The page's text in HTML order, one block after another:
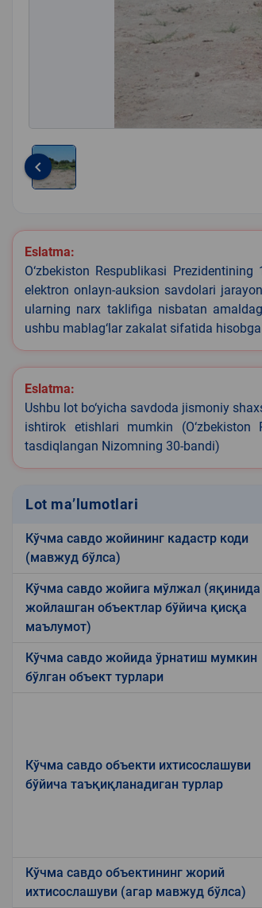
of
1
keyboard_arrow_left
Eslatma:
O‘zbekiston Respublikasi
elektron onlayn-auksion savdolari
ularning narx taklifiga nisbatan
ushbu mablag‘lar zakalat sifatida
Eslatma:
Ushbu lot bo‘yicha savdoda jismoniy
ishtirok etishlari mumkin
tasdiqlangan Nizomning 30-bandi)
Lot ma’lumotlari
Кўчма савдо жойининг кадастр коди
(мавжуд бўлса)
Кўчма савдо жойига мўлжал (яқинида
жойлашган объектлар бўйича қисқа
маълумот)
Кўчма савдо жойида ўрнатиш мумкин
бўлган объект турлари
Кўчма савдо объекти ихтисослашуви
бўйича таъқиқланадиган турлар
Кўчма савдо объектининг жорий
ихтисослашуви (агар мавжуд бўлса)